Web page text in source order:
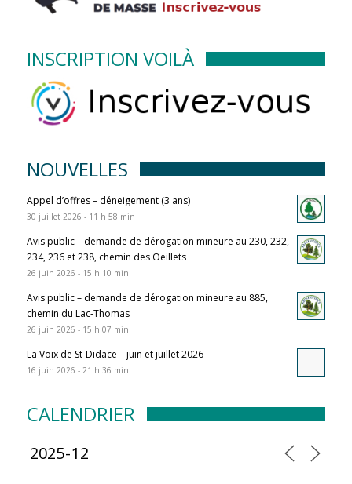
INSCRIPTION VOILÀ
NOUVELLES
Appel d’offres – déneigement (3 ans)
30 juillet 2026 - 11 h 58 min
Avis public – demande de dérogation mineure au 230, 232,
234, 236 et 238, chemin des Oeillets
26 juin 2026 - 15 h 10 min
Avis public – demande de dérogation mineure au 885,
chemin du Lac-Thomas
26 juin 2026 - 15 h 07 min
La Voix de St-Didace – juin et juillet 2026
16 juin 2026 - 21 h 36 min
CALENDRIER